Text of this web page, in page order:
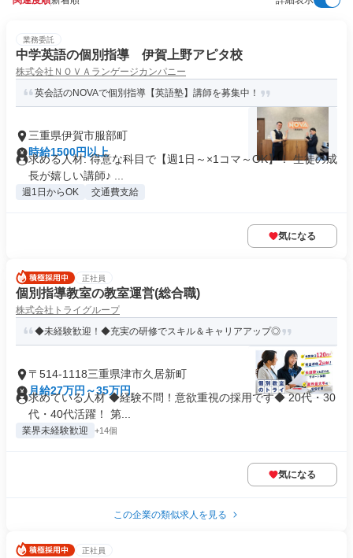
業務委託
中学英語の個別指導 伊賀上野アピタ校
株式会社ＮＯＶＡランゲージカンパニー
英会話のNOVAで個別指導【英語塾】講師を募集中！
三重県伊賀市服部町
時給1500円以上
求める人材: 得意な科目で【週1日～×1コマ～OK】！ 生徒の成
長が嬉しい講師♪ ...
週1日からOK 交通費支給
気になる
正社員
個別指導教室の教室運営(総合職)
株式会社トライグループ
◆未経験歓迎！◆充実の研修でスキル＆キャリアアップ◎
〒514-1118三重県津市久居新町
月給27万円～35万円
求めている人材 ◆経験不問！意欲重視の採用です◆ 20代・30
代・40代活躍！ 第...
業界未経験歓迎 +14個
気になる
この企業の類似求人を見る
正社員